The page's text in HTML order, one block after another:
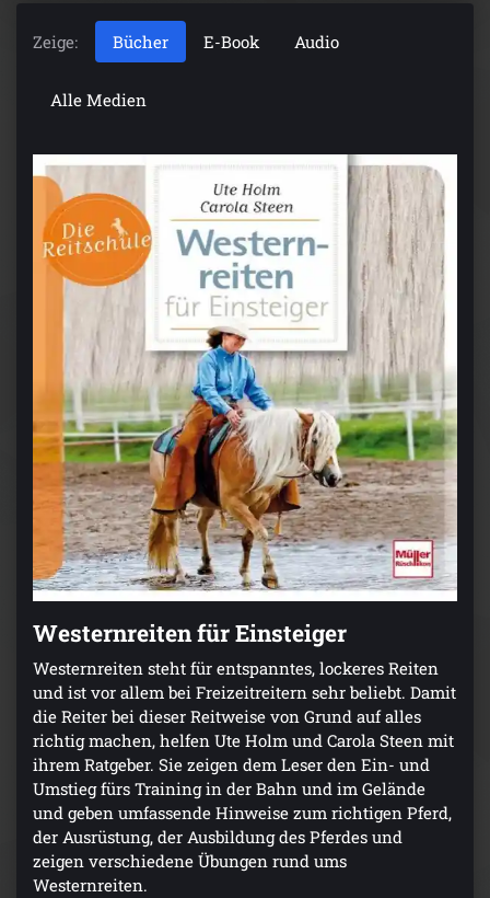
Zeige: Bücher E-Book Audio
Alle Medien
Westernreiten für Einsteiger
Westernreiten steht für entspanntes, lockeres Reiten
und ist vor allem bei Freizeitreitern sehr beliebt. Damit
die Reiter bei dieser Reitweise von Grund auf alles
richtig machen, helfen Ute Holm und Carola Steen mit
ihrem Ratgeber. Sie zeigen dem Leser den Ein- und
Umstieg fürs Training in der Bahn und im Gelände
und geben umfassende Hinweise zum richtigen Pferd,
der Ausrüstung, der Ausbildung des Pferdes und
zeigen verschiedene Übungen rund ums
Westernreiten.